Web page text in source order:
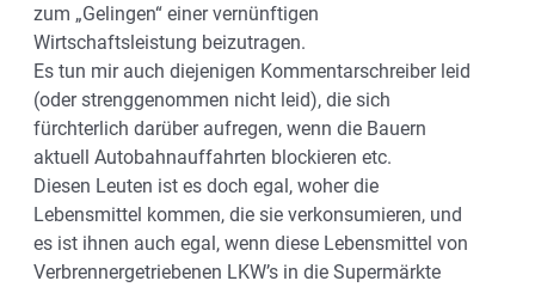
zum „Gelingen“ einer vernünftigen
Wirtschaftsleistung beizutragen.
Es tun mir auch diejenigen Kommentarschreiber leid
(oder strenggenommen nicht leid), die sich
fürchterlich darüber aufregen, wenn die Bauern
aktuell Autobahnauffahrten blockieren etc.
Diesen Leuten ist es doch egal, woher die
Lebensmittel kommen, die sie verkonsumieren, und
es ist ihnen auch egal, wenn diese Lebensmittel von
Verbrennergetriebenen LKW’s in die Supermärkte